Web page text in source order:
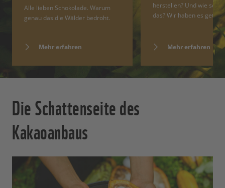
Alle lieben Schokolade. Warum
genau das die Wälder bedroht.
Mehr erfahren
herstellen? Und wie
das? Wir haben es
Mehr erfahren
Die Schattenseite des
Kakaoanbaus